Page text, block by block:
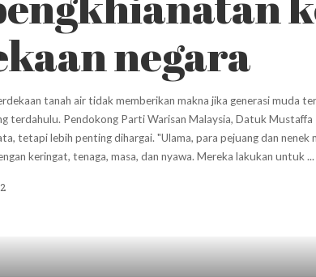
negara
tanah air tidak memberikan makna jika generasi muda
terdahulu. Pendokong Parti Warisan Malaysia, Datuk
tetapi lebih penting dihargai. "Ulama, para pejuang dan nenek
keringat, tenaga, masa, dan nyawa. Mereka lakukan untuk...